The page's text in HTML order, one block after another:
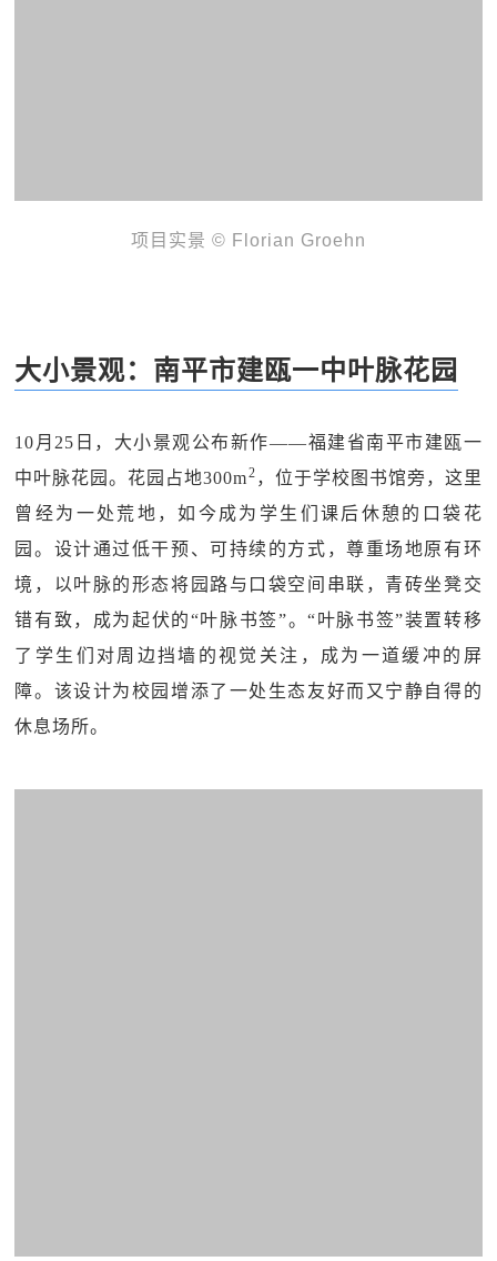
项目实景 © Florian Groehn
大小景观：南平市建瓯一中叶脉花园
10月25日，大小景观公布新作——福建省南平市建瓯一
中叶脉花园。花园占地300m2 ，位于学校图书馆旁，这里
曾经为一处荒地，如今成为学生们课后休憩的口袋花
园。设计通过低干预、可持续的方式，尊重场地原有环
境，以叶脉的形态将园路与口袋空间串联，青砖坐凳交
错有致，成为起伏的“叶脉书签”。“叶脉书签”装置转移
了学生们对周边挡墙的视觉关注，成为一道缓冲的屏
障。该设计为校园增添了一处生态友好而又宁静自得的
休息场所。